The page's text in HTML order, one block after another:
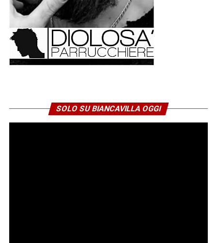
Niente elettricità: un incubo durato
quasi 24 ore per centinaia di
SOLO SU BIANCAVILLA OGGI